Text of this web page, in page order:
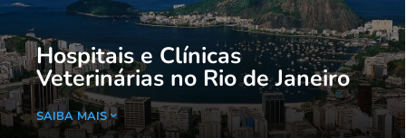
Hospitais e Clínicas
Veterinárias no Rio de Janeiro
SAIBA MAIS